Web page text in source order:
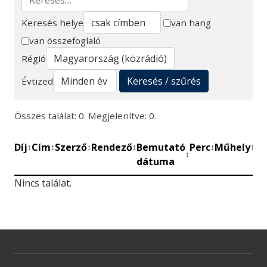
Keresés
Keresés helye
van hang
van összefoglaló
Régió
Évtized
Keresés / szűrés
Összes találat: 0. Megjelenítve: 0.
Díj↕Cím↕Szerző↕Rendező↕Bemutató
dátuma
↕
Perc↕Műhely↕
Nincs találat.